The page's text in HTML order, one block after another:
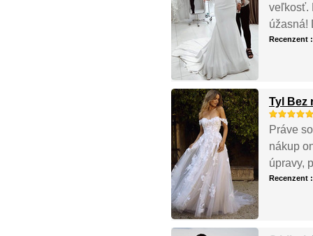
veľkosť.
úžasná!
Recenzent
Tyl Bez
Práve
nákup
úpravy,
Recenzent